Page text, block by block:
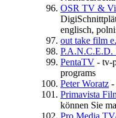
OSR TV &
englisch,
out take film
P.A.N.C.E.D.
PentaTV - tv-
programs
Peter Woratz -
Primavista
können Sie
Pro Media